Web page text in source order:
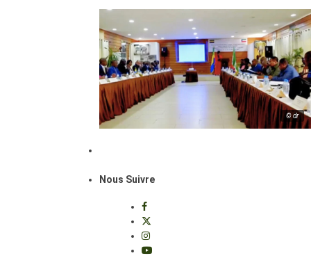
© dr
Nous Suivre